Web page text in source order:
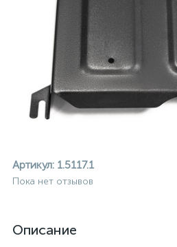
Артикул: 1.5117.1
Пока нет отзывов
Описание